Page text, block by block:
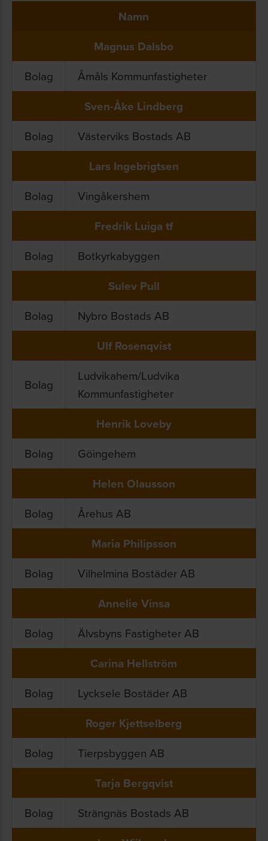
Namn
Magnus Dalsbo
Bolag Åmåls Kommunfastigheter
Sven-Åke Lindberg
Bolag Västerviks Bostads AB
Lars Ingebrigtsen
Bolag Vingåkershem
Fredrik Luiga tf
Bolag Botkyrkabyggen
Sulev Pull
Bolag Nybro Bostads AB
Ulf Rosenqvist
Bolag
Ludvikahem/Ludvika
Kommunfastigheter
Henrik Loveby
Bolag Göingehem
Helen Olausson
Bolag Årehus AB
Maria Philipsson
Bolag Vilhelmina Bostäder AB
Annelie Vinsa
Bolag Älvsbyns Fastigheter AB
Carina Hellström
Bolag Lycksele Bostäder AB
Roger Kjettselberg
Bolag Tierpsbyggen AB
Tarja Bergqvist
Bolag Strängnäs Bostads AB